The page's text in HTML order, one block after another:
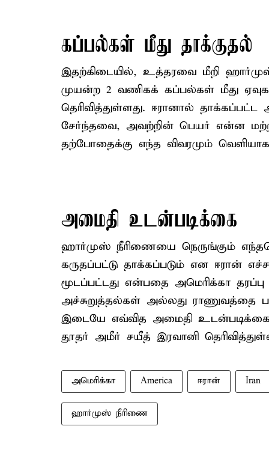
கப்பல்கள் மீது தாக்குதல்
இதற்கிடையில், உத்தரவை மீறி
முயன்ற 2 வணிகக் கப்பல்கள் மீது
தெரிவித்துள்ளது. ஈரானால்
சேர்ந்தவை, அவற்றின் பெயர் என்ன
தற்போதைக்கு எந்த விவரமும்
அமைதி உடன்படிக்கை
ஹார்முஸ் நீரிணையை நெருங்கும்
கருதப்பட்டு தாக்கப்படும் என ஈரான்
மூடப்பட்டது என்பதை அமெரிக்கா
அச்சுறுத்தல்கள் அல்லது ராணுவத்தை
இடையே எவ்வித அமைதி
தூதர் அமீர் சயீத் இரவானி
அமெரிக்கா America ஈரான் Iran
ஹார்முஸ் நீரிணை